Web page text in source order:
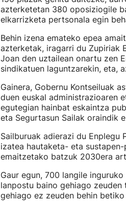
azterketetan 380 oposiziogile
elkarrizketa pertsonala egin
Behin izena emateko epea
azterketak, iragarri du Zupiriak
Joan den uztailean onartu zen
sindikatuen laguntzarekin, eta,
Gainera, Gobernu Kontseiluak
duen euskal administrazioaren
egutegian hainbat eskaintza
eta Segurtasun Sailak oraindik
Sailburuak adierazi du Enplegu
izatea hautaketa- eta
emaitzetako batzuk 2030era
Gaur egun, 700 langile
lanpostu baino gehiago
gehiago ez zeuden behin